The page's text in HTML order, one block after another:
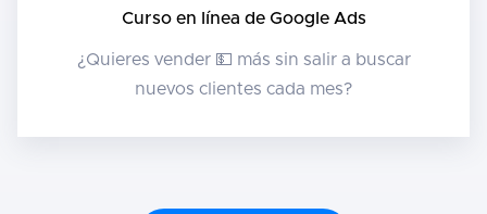
Curso en línea de Google Ads
¿Quieres vender 💵 más sin salir a buscar
nuevos clientes cada mes?